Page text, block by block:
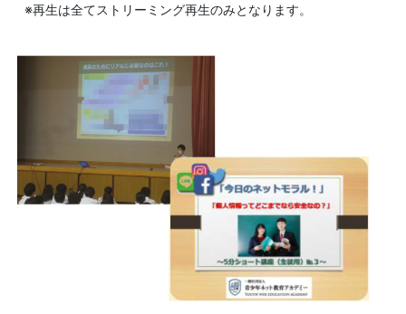
※再生は全てストリーミング再生のみとなります。